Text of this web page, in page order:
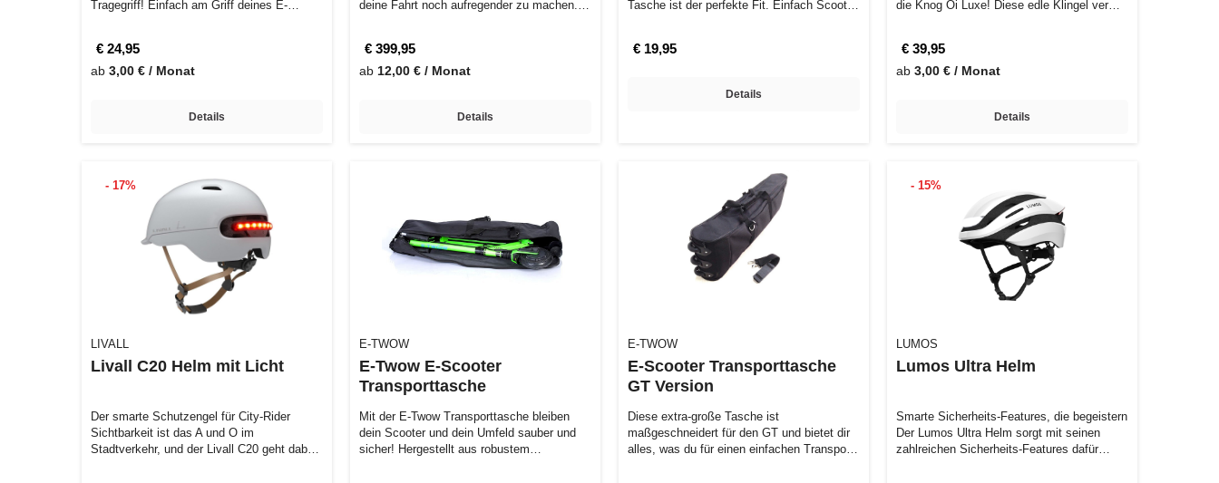
Tragegriff! Einfach am Griff deines E-
€ 24,95
ab 3,00 € / Monat
Details
deine Fahrt noch aufregender zu machen.
€ 399,95
ab 12,00 € / Monat
Details
Tasche ist der perfekte Fit. Einfach Scoot…
€ 19,95
Details
die Knog Oi Luxe! Diese edle Klingel ver…
€ 39,95
ab 3,00 € / Monat
Details
- 17%
LIVALL
Livall C20 Helm mit Licht
Der smarte Schutzengel für City-Rider
Sichtbarkeit ist das A und O im
Stadtverkehr, und der Livall C20 geht dabei
E-TWOW
E-Twow E-Scooter
Transporttasche
Mit der E-Twow Transporttasche bleiben
dein Scooter und dein Umfeld sauber und
sicher! Hergestellt aus robustem
E-TWOW
E-Scooter Transporttasche
GT Version
Diese extra-große Tasche ist
maßgeschneidert für den GT und bietet dir
alles, was du für einen einfachen Transport
- 15%
LUMOS
Lumos Ultra Helm
Smarte Sicherheits-Features, die begeistern
Der Lumos Ultra Helm sorgt mit seinen
zahlreichen Sicherheits-Features dafür…